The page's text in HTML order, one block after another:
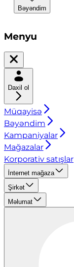
Bəyəndim
Menyu
Daxil ol
Müqayisə
Bəyəndim
Kampaniyalar
Mağazalar
Korporativ satışlar
İnternet mağaza
Şirkət
Məlumat